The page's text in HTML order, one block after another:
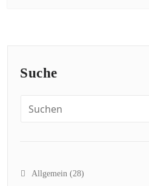
Suche
Allgemein (28)